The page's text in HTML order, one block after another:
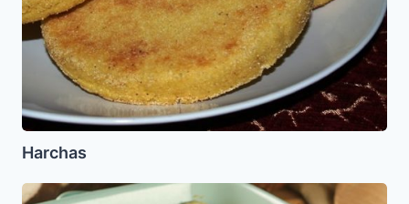
Harchas
Pastel